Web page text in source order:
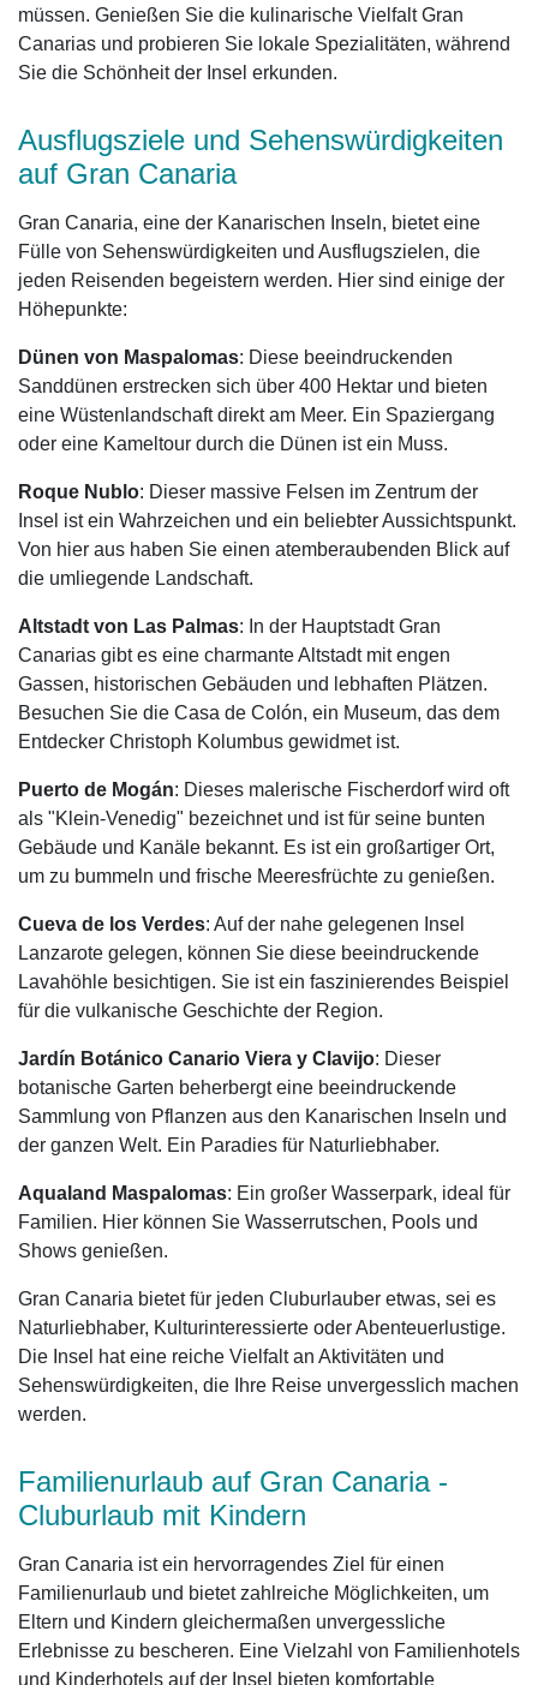
müssen. Genießen Sie die kulinarische Vielfalt Gran
Canarias und probieren Sie lokale Spezialitäten, während
Sie die Schönheit der Insel erkunden.
Ausflugsziele und Sehenswürdigkeiten
auf Gran Canaria
Gran Canaria, eine der Kanarischen Inseln, bietet eine
Fülle von Sehenswürdigkeiten und Ausflugszielen, die
jeden Reisenden begeistern werden. Hier sind einige der
Höhepunkte:
Dünen von Maspalomas: Diese beeindruckenden
Sanddünen erstrecken sich über 400 Hektar und bieten
eine Wüstenlandschaft direkt am Meer. Ein Spaziergang
oder eine Kameltour durch die Dünen ist ein Muss.
Roque Nublo: Dieser massive Felsen im Zentrum der
Insel ist ein Wahrzeichen und ein beliebter Aussichtspunkt.
Von hier aus haben Sie einen atemberaubenden Blick auf
die umliegende Landschaft.
Altstadt von Las Palmas: In der Hauptstadt Gran
Canarias gibt es eine charmante Altstadt mit engen
Gassen, historischen Gebäuden und lebhaften Plätzen.
Besuchen Sie die Casa de Colón, ein Museum, das dem
Entdecker Christoph Kolumbus gewidmet ist.
Puerto de Mogán: Dieses malerische Fischerdorf wird oft
als "Klein-Venedig" bezeichnet und ist für seine bunten
Gebäude und Kanäle bekannt. Es ist ein großartiger Ort,
um zu bummeln und frische Meeresfrüchte zu genießen.
Cueva de los Verdes: Auf der nahe gelegenen Insel
Lanzarote gelegen, können Sie diese beeindruckende
Lavahöhle besichtigen. Sie ist ein faszinierendes Beispiel
für die vulkanische Geschichte der Region.
Jardín Botánico Canario Viera y Clavijo: Dieser
botanische Garten beherbergt eine beeindruckende
Sammlung von Pflanzen aus den Kanarischen Inseln und
der ganzen Welt. Ein Paradies für Naturliebhaber.
Aqualand Maspalomas: Ein großer Wasserpark, ideal für
Familien. Hier können Sie Wasserrutschen, Pools und
Shows genießen.
Gran Canaria bietet für jeden Cluburlauber etwas, sei es
Naturliebhaber, Kulturinteressierte oder Abenteuerlustige.
Die Insel hat eine reiche Vielfalt an Aktivitäten und
Sehenswürdigkeiten, die Ihre Reise unvergesslich machen
werden.
Familienurlaub auf Gran Canaria -
Cluburlaub mit Kindern
Gran Canaria ist ein hervorragendes Ziel für einen
Familienurlaub und bietet zahlreiche Möglichkeiten, um
Eltern und Kindern gleichermaßen unvergessliche
Erlebnisse zu bescheren. Eine Vielzahl von Familienhotels
und Kinderhotels auf der Insel bieten komfortable